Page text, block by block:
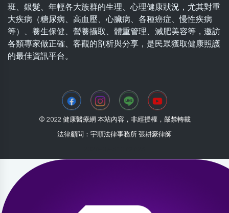
班、銀髮、年輕各大族群的生理、心理健康狀況，尤其對重
大疾病（糖尿病、高血壓、心臟病、各種癌症、慢性疾病
等）、養生保健、營養攝取、體重管理、減肥美容等，邀訪
各類專家做正確、客觀的剖析與分享，是民眾獲取健康照護
的最佳資訊平台。
© 2022 健康醫療網 本站內容，非經授權，嚴禁轉載
法律顧問：宇順法律事務所 張耕豪律師